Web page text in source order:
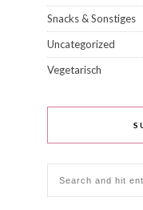
Snacks & Sonstiges
Uncategorized
Vegetarisch